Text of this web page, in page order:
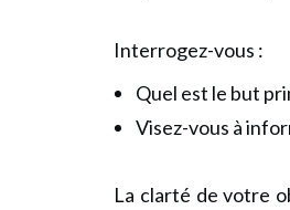
Interrogez-vous :
Quel est le but
Visez-vous à
La clarté de votre